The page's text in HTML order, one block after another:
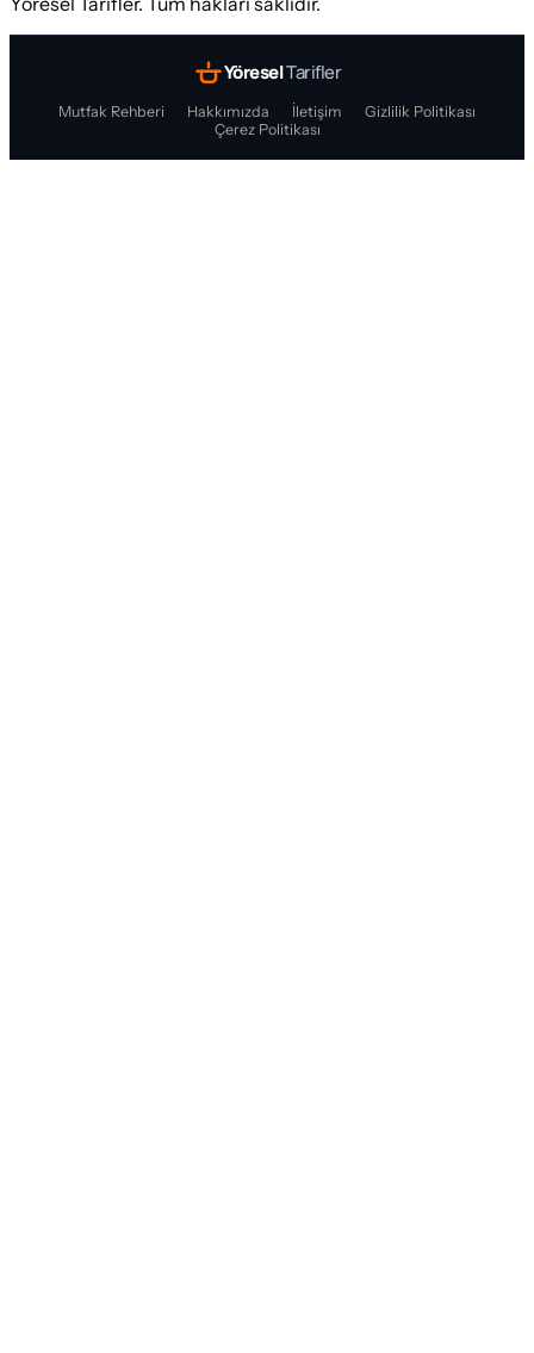
YöreselTarifler
Mutfak Rehberi Hakkımızda İletişim
Gizlilik Politikası
Çerez Politikası